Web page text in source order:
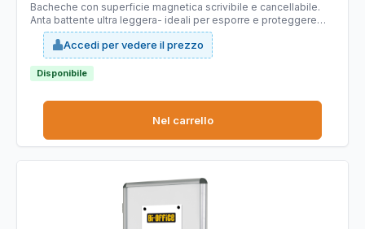
Bacheche con superficie magnetica scrivibile e cancellabile.
Anta battente ultra leggera- ideali per esporre e proteggere
avvisi, annunci e comunicazioni importanti. Dotate di serratura
con chiave e di anta in robusto acrilico dall'eccellente
trasparenza. ProfonditÓ interna 18mm. Fornite con kit di
fissaggio. Dimensione est. 67,4x50cm.
Accedi per vedere il prezzo
Disponibile
Nel carrello